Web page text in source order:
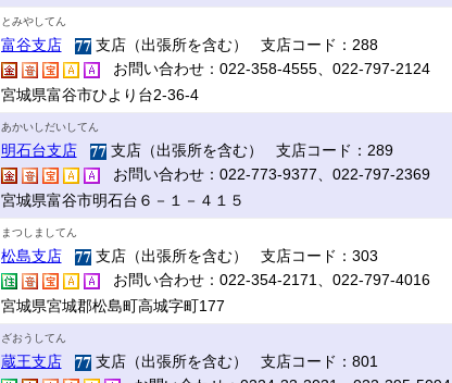
とみやしてん
富谷支店
支店（出張所を含む） 支店コード：288
お問い合わせ：022-358-4555、022-797-2124
宮城県富谷市ひより台2-36-4
あかいしだいしてん
明石台支店
支店（出張所を含む） 支店コード：289
お問い合わせ：022-773-9377、022-797-2369
宮城県富谷市明石台６－１－４１５
まつしましてん
松島支店
支店（出張所を含む） 支店コード：303
お問い合わせ：022-354-2171、022-797-4016
宮城県宮城郡松島町高城字町177
ざおうしてん
蔵王支店
支店（出張所を含む） 支店コード：801